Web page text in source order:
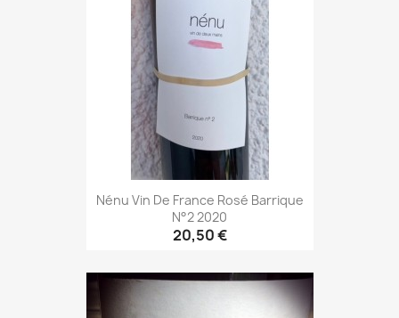
Nénu Vin De France Rosé Barrique
N°2 2020
20,50 €